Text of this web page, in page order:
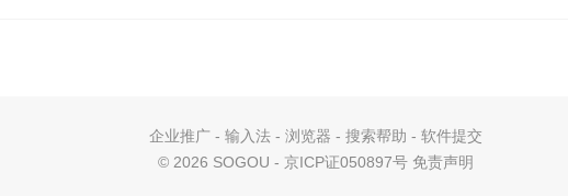
企业推广 - 输入法 - 浏览器 - 搜索帮助 - 软件提交
© 2026 SOGOU - 京ICP证050897号 免责声明